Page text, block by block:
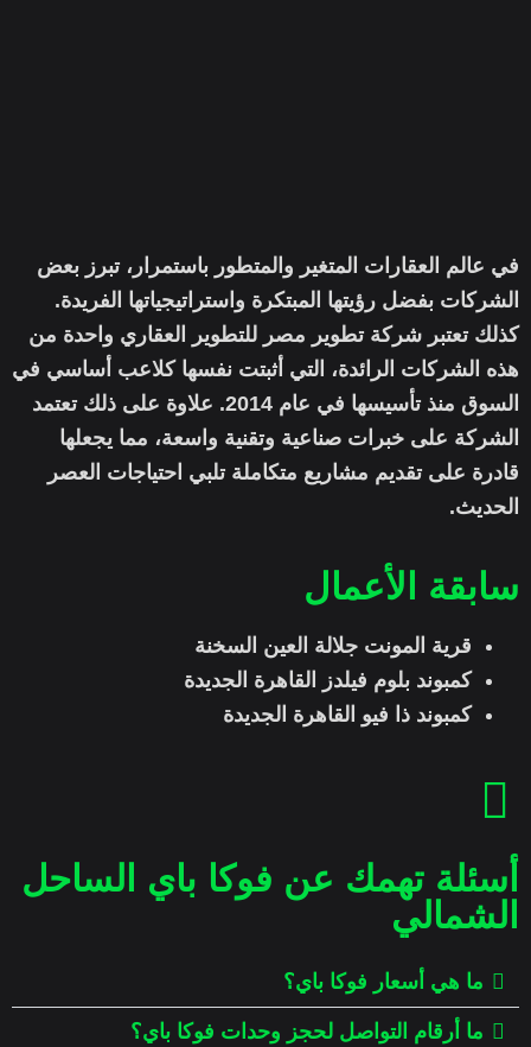
في عالم العقارات المتغير والمتطور باستمرار، تبرز بعض
الشركات بفضل رؤيتها المبتكرة واستراتيجياتها الفريدة.
كذلك تعتبر شركة تطوير مصر للتطوير العقاري واحدة من
هذه الشركات الرائدة، التي أثبتت نفسها كلاعب أساسي في
السوق منذ تأسيسها في عام 2014. علاوة على ذلك تعتمد
الشركة على خبرات صناعية وتقنية واسعة، مما يجعلها
قادرة على تقديم مشاريع متكاملة تلبي احتياجات العصر
الحديث.
سابقة الأعمال
قرية المونت جلالة العين السخنة
كمبوند بلوم فيلدز القاهرة الجديدة
كمبوند ذا فيو القاهرة الجديدة
أسئلة تهمك عن فوكا باي الساحل
الشمالي
ما هي أسعار فوكا باي؟
ما أرقام التواصل لحجز وحدات فوكا باي؟